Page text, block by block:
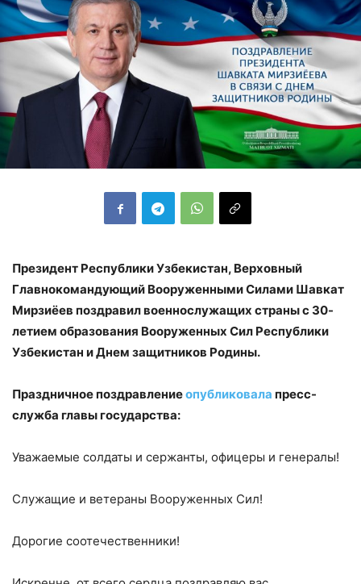
Президент Республики Узбекистан, Верховный
Главнокомандующий Вооруженными Силами Шавкат
Мирзиёев поздравил военнослужащих страны с 30-
летием образования Вооруженных Сил Республики
Узбекистан и Днем защитников Родины.
Праздничное поздравлениеопубликовала пресс-
служба главы государства:
Уважаемые солдаты и сержанты, офицеры и генералы!
Служащие и ветераны Вооруженных Сил!
Дорогие соотечественники!